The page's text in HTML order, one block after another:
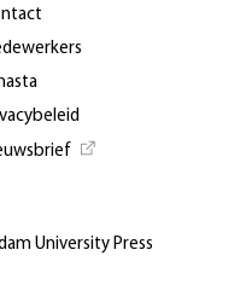
University Press